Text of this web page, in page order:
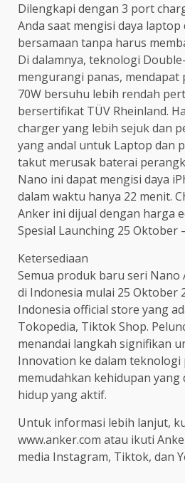
Dilengkapi dengan 3 port
Anda saat mengisi daya laptop
bersamaan tanpa harus
Di dalamnya, teknologi
mengurangi panas,
70W bersuhu lebih rendah
bersertifikat TÜV Rheinland.
charger yang lebih sejuk dan
yang andal untuk Laptop dan
takut merusak baterai
Nano ini dapat mengisi daya
dalam waktu hanya 22 menit.
Anker ini dijual dengan harga
Spesial Launching 25 Oktober
Ketersediaan
Semua produk baru seri Nano
di Indonesia mulai 25 Oktober
Indonesia official store yang
Tokopedia, Tiktok Shop.
menandai langkah signifikan
Innovation ke dalam
memudahkan kehidupan yang
hidup yang aktif.
Untuk informasi lebih lanjut,
www.anker.com atau ikuti
media Instagram, Tiktok, dan